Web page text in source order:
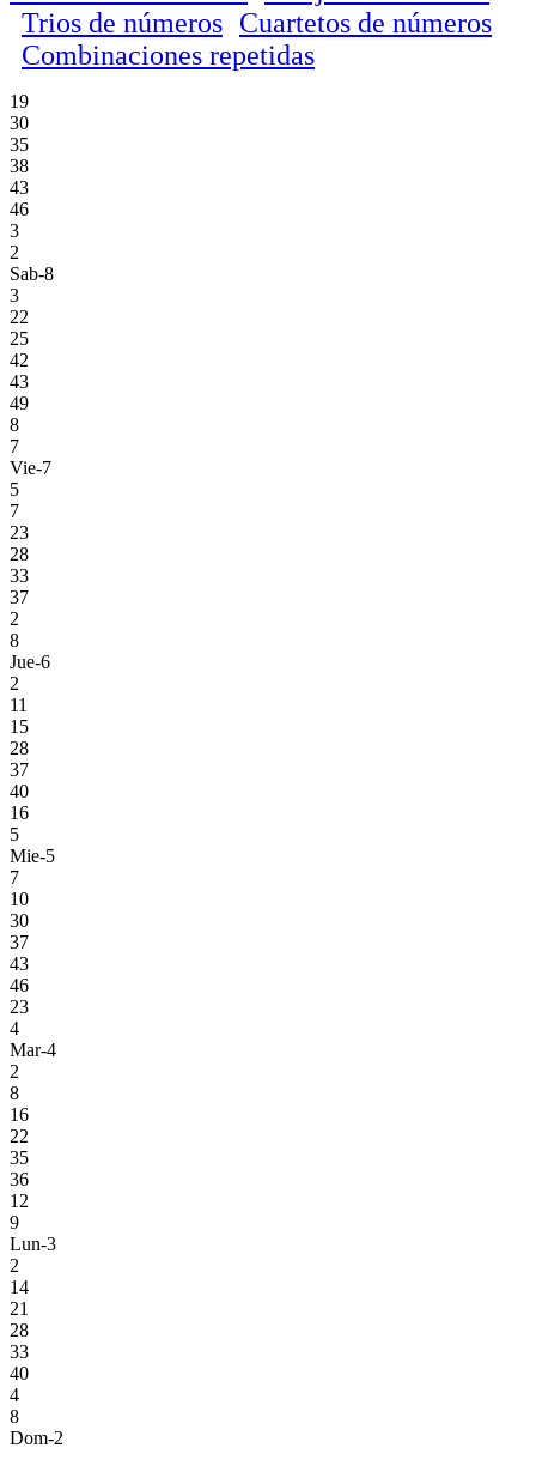
Trios de números Cuartetos de números
Combinaciones repetidas
19
30
35
38
43
46
3
2
Sab-8
3
22
25
42
43
49
8
7
Vie-7
5
7
23
28
33
37
2
8
Jue-6
2
11
15
28
37
40
16
5
Mie-5
7
10
30
37
43
46
23
4
Mar-4
2
8
16
22
35
36
12
9
Lun-3
2
14
21
28
33
40
4
8
Dom-2